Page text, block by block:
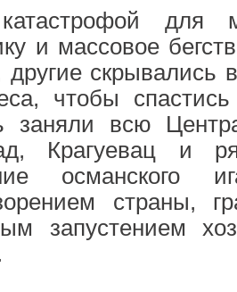
для
и массовое
скрывались
чтобы спастись
заняли всю
Крагуевац и
османского
страны,
запустением